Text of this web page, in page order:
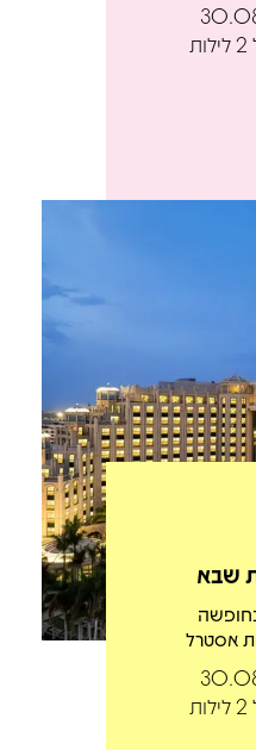
30.08.26-
01.09.26, בהזמנה של 2 לילות
שבא
אסטרל
30.08.26-
01.09.26, בהזמנה של 2 לילות